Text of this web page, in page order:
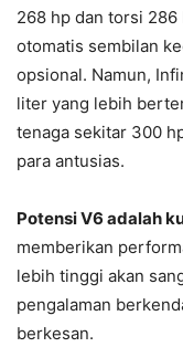
268 hp dan torsi
otomatis sembilan
opsional. Namun,
liter yang lebih
tenaga sekitar 300
para antusias.
Potensi V6 adalah
memberikan
lebih tinggi akan
pengalaman
berkesan.